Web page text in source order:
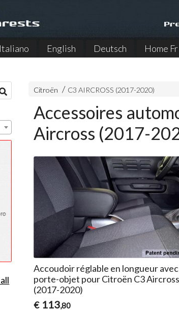
Italiano English Deutsch Home Fr
Citroën C3 AIRCROSS (2017-2020)
Accessoires
Aircross (2017-
Accoudoir réglable en longueur avec
porte-objet pour Citroën C3 Aircross
(2017-2020)
€ 113,80